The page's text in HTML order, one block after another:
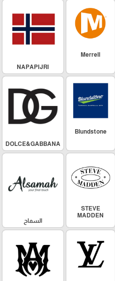
Merrell
NAPAPIJRI
Blundstone
DOLCE&GABBANA
STEVE
MADDEN
السماح